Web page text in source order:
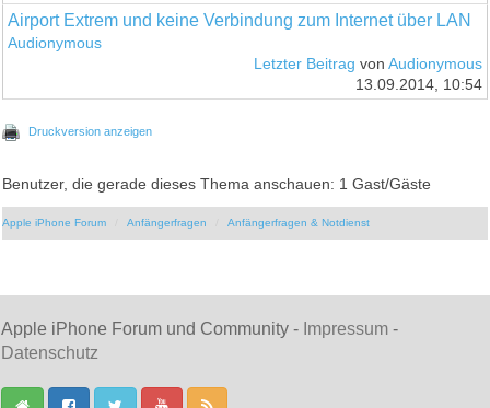
Airport Extrem und keine Verbindung zum Internet über LAN
Audionymous
Letzter Beitrag von Audionymous
13.09.2014, 10:54
Druckversion anzeigen
Benutzer, die gerade dieses Thema anschauen: 1 Gast/Gäste
Apple iPhone Forum Anfängerfragen Anfängerfragen & Notdienst
Apple iPhone Forum und Community - Impressum -
Datenschutz